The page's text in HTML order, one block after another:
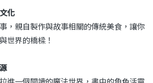
化
，親自製作與故事相關的傳統美食，讓你
世界的橋樑！